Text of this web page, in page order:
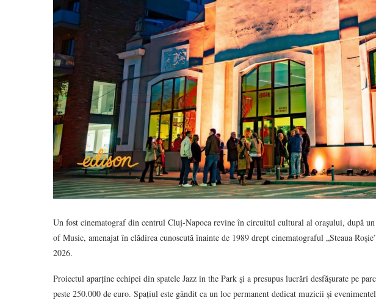
Un fost cinematograf din centrul Cluj-Napoca revine în circuitul cultural al orașului, după
of Music, amenajat în clădirea cunoscută înainte de 1989 drept cinematograful „Steaua
2026.
Proiectul aparține echipei din spatele Jazz in the Park și a presupus lucrări desfășurate pe
peste 250.000 de euro. Spațiul este gândit ca un loc permanent dedicat muzicii și